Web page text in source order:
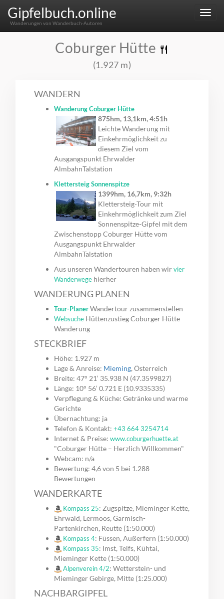
Menu
Gipfelbuch.online
Wanderungen von Wanderbuch-Autoren
Coburger Hütte
(1.927 m)
WANDERN
Wanderung Coburger Hütte
875hm, 13,1km, 4:51h
Leichte Wanderung mit
Einkehrmöglichkeit zu
diesem Ziel vom
Ausgangspunkt Ehrwalder
AlmbahnTalstation
Klettersteig Sonnenspitze
1399hm, 16,7km, 9:32h
Klettersteig-Tour mit
Einkehrmöglichkeit zum Ziel
Sonnenspitze-Gipfel mit dem
Zwischenstopp Coburger Hütte vom
Ausgangspunkt Ehrwalder
AlmbahnTalstation
Aus unseren Wandertouren haben wirvier
Wanderwege hierher
WANDERUNG PLANEN
Tour-PlanerWandertour zusammenstellen
Websuche Hüttenzustieg Coburger Hütte
Wanderung
STECKBRIEF
Höhe: 1.927 m
Lage & Anreise: Mieming, Österreich
Breite: 47° 21‘ 35.938 N (47.3599827)
Länge: 10° 56‘ 0.721 E (10.9335335)
Verpflegung & Küche: Getränke und warme
Gerichte
Übernachtung: ja
Telefon & Kontakt:+43 664 3254714
Internet & Preise:www.coburgerhuette.at
"Coburger Hütte – Herzlich Willkommen"
Webcam: n/a
Bewertung: 4,6 von 5 bei 1.288
Bewertungen
WANDERKARTE
Kompass 25: Zugspitze, Mieminger Kette,
Ehrwald, Lermoos, Garmisch-
Partenkirchen, Reutte (1:50.000)
Kompass 4: Füssen, Außerfern (1:50.000)
Kompass 35: Imst, Telfs, Kühtai,
Mieminger Kette (1:50.000)
Alpenverein 4/2: Wetterstein- und
Mieminger Gebirge, Mitte (1:25.000)
NACHBARGIPFEL